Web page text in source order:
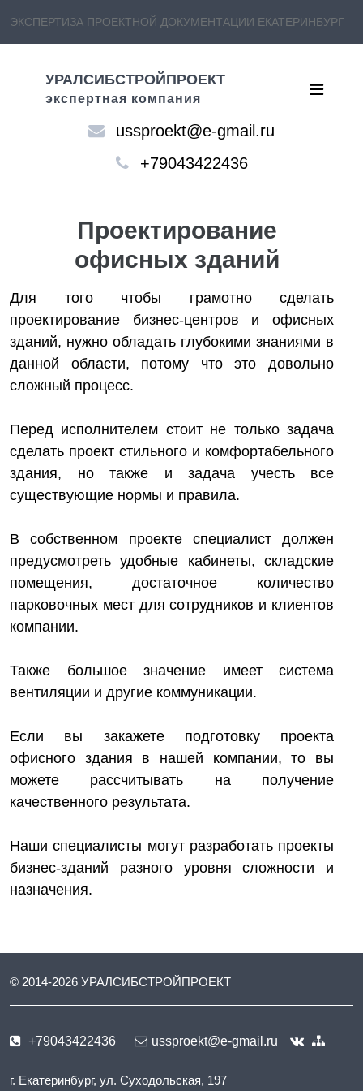
ЭКСПЕРТИЗА ПРОЕКТНОЙ ДОКУМЕНТАЦИИ ЕКАТЕРИНБУРГ
УРАЛСИБСТРОЙПРОЕКТ
экспертная компания
ussproekt@e-gmail.ru
+79043422436
Проектирование
офисных зданий
Для того чтобы грамотно сделать
проектирование бизнес-центров и офисных
зданий, нужно обладать глубокими знаниями в
данной области, потому что это довольно
сложный процесс.
Перед исполнителем стоит не только задача
сделать проект стильного и комфортабельного
здания, но также и задача учесть все
существующие нормы и правила.
В собственном проекте специалист должен
предусмотреть удобные кабинеты, складские
помещения, достаточное количество
парковочных мест для сотрудников и клиентов
компании.
Также большое значение имеет система
вентиляции и другие коммуникации.
Если вы закажете подготовку проекта
офисного здания в нашей компании, то вы
можете рассчитывать на получение
качественного результата.
Наши специалисты могут разработать проекты
бизнес-зданий разного уровня сложности и
назначения.
© 2014-2026 УРАЛСИБСТРОЙПРОЕКТ
+79043422436 ussproekt@e-gmail.ru
г. Екатеринбург, ул. Суходольская, 197